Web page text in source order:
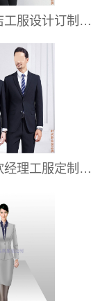
济南酒店工服设计订制价格_星级酒店前厅服务服装批发定做电话微信
山东餐饮经理工服定制｜管理层羊毛西服衬衫订做